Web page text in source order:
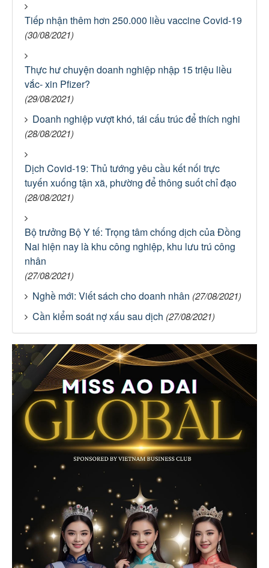
Tiếp nhận thêm hơn 250.000 liều vaccine Covid-19
(30/08/2021)
Thực hư chuyện doanh nghiệp nhập 15 triệu liều
vắc- xin Pfizer?
(29/08/2021)
Doanh nghiệp vượt khó, tái cấu trúc để thích nghi
(28/08/2021)
Dịch Covid-19: Thủ tướng yêu cầu kết nối trực
tuyến xuống tận xã, phường để thông suốt chỉ đạo
(28/08/2021)
Bộ trưởng Bộ Y tế: Trọng tâm chống dịch của Đồng
Nai hiện nay là khu công nghiệp, khu lưu trú công
nhân
(27/08/2021)
Nghề mới: Viết sách cho doanh nhân (27/08/2021)
Cần kiểm soát nợ xấu sau dịch (27/08/2021)